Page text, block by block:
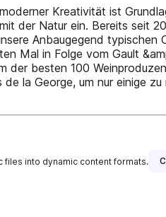
Kreativität ist
der Natur ein. Bereits seit
Anbaugegend
Mal in Folge vom Gault
der besten 100
la George, um nur einige
files into dynamic content formats.